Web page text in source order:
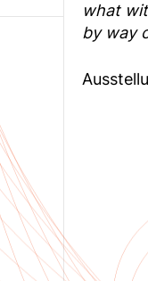
what
by way